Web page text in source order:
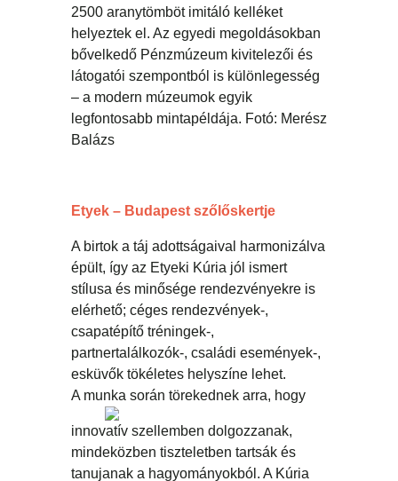
2500 aranytömböt imitáló kelléket
helyeztek el. Az egyedi megoldásokban
bővelkedő Pénzmúzeum kivitelezői és
látogatói szempontból is különlegesség
– a modern múzeumok egyik
legfontosabb mintapéldája. Fotó: Merész
Balázs
Etyek – Budapest szőlőskertje
A birtok a táj adottságaival harmonizálva
épült, így az Etyeki Kúria jól ismert
stílusa és minősége rendezvényekre is
elérhető; céges rendezvények-,
csapatépítő tréningek-,
partnertalálkozók-, családi események-,
esküvők tökéletes helyszíne lehet.
A munka során törekednek arra, hogy
innovatív szellemben dolgozzanak,
mindeközben tiszteletben tartsák és
tanujanak a hagyományokból. A Kúria